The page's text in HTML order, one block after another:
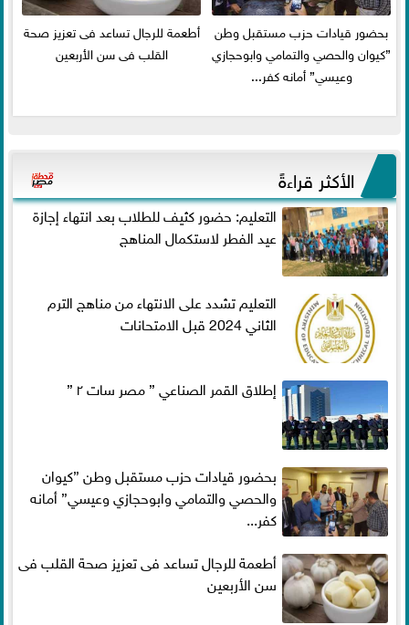
بحضور قيادات حزب مستقبل وطن
”كيوان والحصي والتمامي وابوحجازي
وعيسي” أمانه كفر...
أطعمة للرجال تساعد فى تعزيز صحة
القلب فى سن الأربعين
الأكثر قراءةً
التعليم: حضور كثيف للطلاب بعد انتهاء إجازة
عيد الفطر لاستكمال المناهج
التعليم تشدد على الانتهاء من مناهج الترم
الثاني 2024 قبل الامتحانات
إطلاق القمر الصناعي ” مصر سات ٢ ”
بحضور قيادات حزب مستقبل وطن ”كيوان
والحصي والتمامي وابوحجازي وعيسي” أمانه
كفر...
أطعمة للرجال تساعد فى تعزيز صحة القلب فى
سن الأربعين